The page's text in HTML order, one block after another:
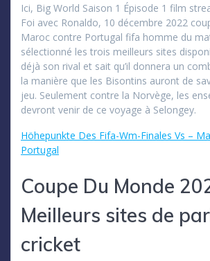
Ici, Big World Saison 1 Épisode 1 film
Foi avec Ronaldo, 10 décembre 2022
Maroc contre Portugal fifa homme du
sélectionné les trois meilleurs sites
déjà son rival et sait qu’il donnera un
la manière que les Bisontins auront de
jeu. Seulement contre la Norvège, les
devront venir de ce voyage à Selongey.
Höhepunkte Des Fifa-Wm-Finales Vs –
Portugal
Coupe Du Monde
Meilleurs sites de
cricket